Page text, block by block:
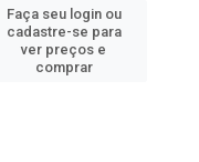
Faça seu login ou
cadastre-se para
ver preços e
comprar